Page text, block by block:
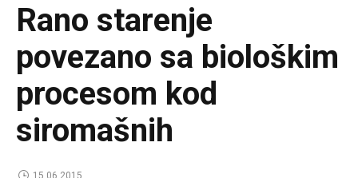
Rano starenje
povezano sa biološkim
procesom kod
siromašnih
15.06.2015.